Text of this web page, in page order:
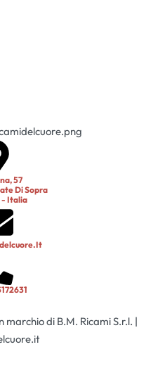
57
Di Sopra
- Italia
di B.M. Ricami S.r.l. |